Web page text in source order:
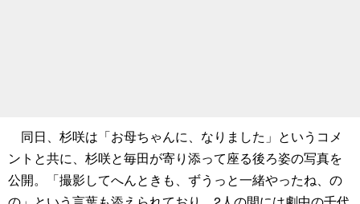
同日、杉咲は「お母ちゃんに、なりました」というコメ
ントと共に、杉咲と毎田が寄り添って座る後ろ姿の写真を
公開。「撮影してへんときも、ずうっと一緒やったね、の